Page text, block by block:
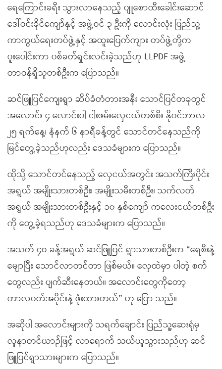
ရေကြောင်းခရီး သွားလာနေသည့် ပျူစောထီးခေါင်းဆောင်
ဒေါ်ဝင်းခိုင်ကျော်နှင့် အဖွဲ့ဝင် ၃ ဦးကို လောင်းလုံး ပြည်သူ့
ကာကွယ်ရေးတပ်ဖွဲ့နှင့် အထူးပြေက်ကျား တပ်ဖွဲ့တို့က
ပူးပေါင်းကာ ပစ်ခတ်ရှင်းလင်းခဲ့သည်ဟု LLPDF အဖွဲ့
တာဝန်ရှိသူတစ်ဦးက ပြောသည်။
ဆင်ဖြူပြင်ကျေးရွာ ဆိပ်ခံတံတားအနီး သောင်ပြင်တခုတွင်
အလောင်း ၄ လောင်းပါ ငါးဖမ်းလှေငယ်တစ်စီး နိုဝင်ဘာလ
၂၅ ရက်နေ့၊ နံနက် ၆ နာရီခန့်တွင် သောင်တင်နေသည်ကို
မြင်တွေ့ခဲ့သည်ဟုလည်း ဒေသခံများက ပြောသည်။
ထိုသို့ သောင်တင်နေသည့် လှေငယ်အတွင်း အသက်ကြီးပိုင်း
အရွယ် အမျိုးသားတစ်ဦး၊ အမျိုးသမီးတစ်ဦး၊ သက်လတ်
အရွယ် အမျိုးသားတစ်ဦးနှင့် ၁၀ နှစ်ကျော် ကလေးငယ်တစ်ဦး
ကို တွေ့ခဲ့ရသည်ဟု ဒေသခံများက ပြောသည်။
အသက် ၄၀ ခန့်အရွယ် ဆင်ဖြူပြင် ရွာသားတစ်ဦးက “ရေစီးနဲ့
မျောပြီး သောင်လာတင်တာ ဖြစ်မယ်။ လှေထဲမှာ ပါတဲ့ စက်
တွေလည်း ပျက်ဆီးနေတယ်။ အလောင်းတွေကိုတော့
တာလပတ်အပိုင်းနဲ့ ဖုံးထားတယ်” ဟု ပြော သည်။
အဆိုပါ အလောင်းများကို သရက်ချောင်း ပြည်သူ့ဆေးရုံမှ
လူနာတင်ယာဉ်ဖြင့် လာရောက် သယ်ယူသွားသည်ဟု ဆင်
ဖြူပြင်ရွာသားများက ပြောသည်။